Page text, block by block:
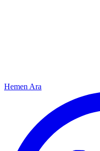
Hemen Ara